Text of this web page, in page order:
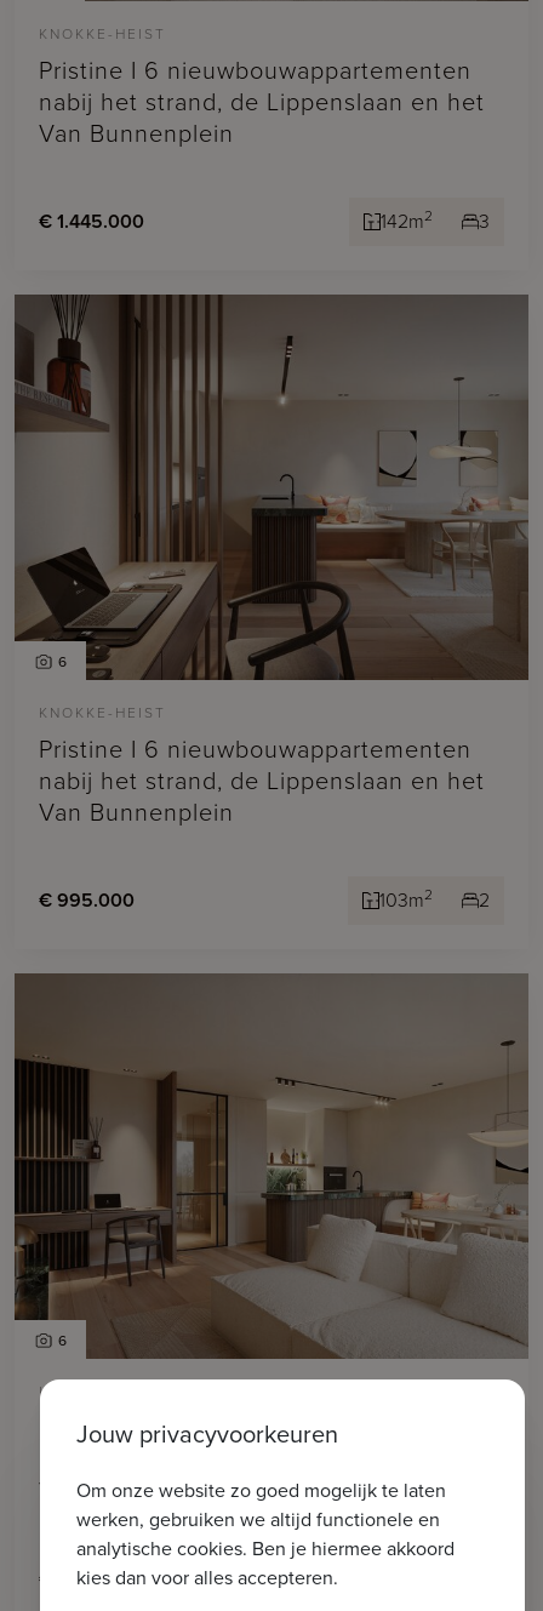
KNOKKE-HEIST
Pristine I 6 nieuwbouwappartementen
nabij het strand, de Lippenslaan en het
Van Bunnenplein
€ 1.445.000 142m2 3
6
KNOKKE-HEIST
Pristine I 6 nieuwbouwappartementen
nabij het strand, de Lippenslaan en het
Van Bunnenplein
€ 995.000 103m2 2
6
KNOKKE-HEIST
Pristine I 6 nieuwbouwappartementen
nabij het strand, de Lippenslaan en het
Van Bunnenplein
€ 1.095.000
Jouw privacyvoorkeuren
Om onze website zo goed mogelijk te laten
werken, gebruiken we altijd functionele en
analytische cookies. Ben je hiermee akkoord
kies dan voor alles accepteren.